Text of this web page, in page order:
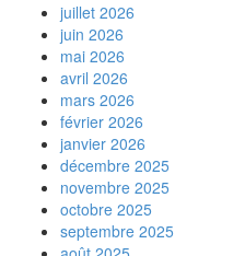
juillet 2026
juin 2026
mai 2026
avril 2026
mars 2026
février 2026
janvier 2026
décembre 2025
novembre 2025
octobre 2025
septembre 2025